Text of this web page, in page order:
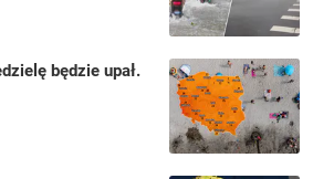
będzie upał.